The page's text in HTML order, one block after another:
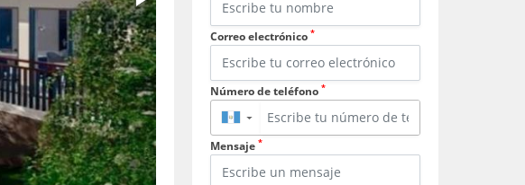
Correo electrónico *
Número de teléfono *
▼
Mensaje *